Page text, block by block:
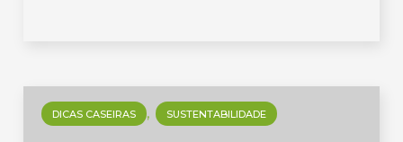
DICAS CASEIRAS SUSTENTABILIDADE